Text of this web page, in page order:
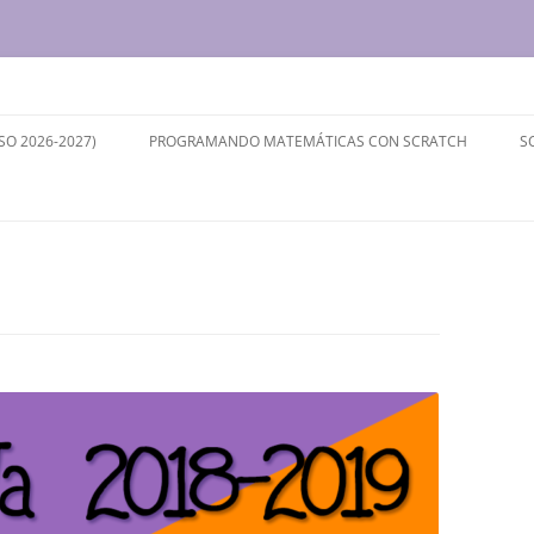
2026-2027) PROGRAMANDO MATEMÁTICAS CON SCRATCH